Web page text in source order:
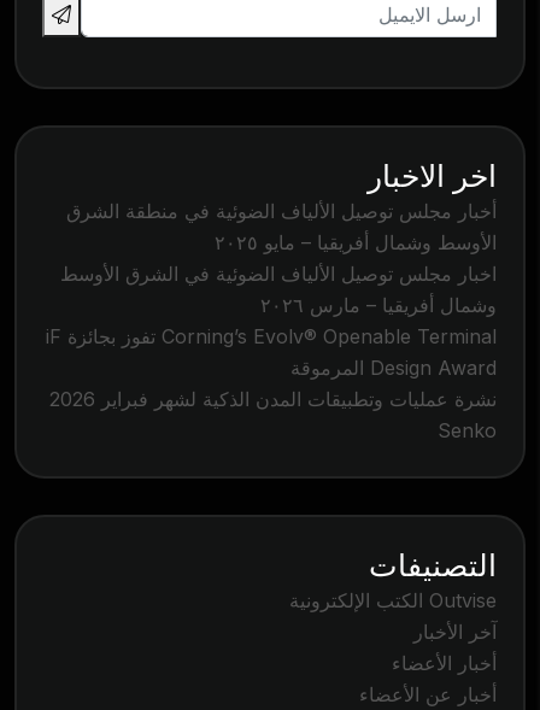
اخر الاخبار
أخبار مجلس توصيل الألياف الضوئية في منطقة الشرق
الأوسط وشمال أفريقيا – مايو ٢٠٢٥
اخبار مجلس توصيل الألياف الضوئية في الشرق الأوسط
وشمال أفريقيا – مارس ٢٠٢٦
Corning’s Evolv® Openable Terminal تفوز بجائزة iF
Design Award المرموقة
نشرة عمليات وتطبيقات المدن الذكية لشهر فبراير 2026
Senko
التصنيفات
Outvise الكتب الإلكترونية
آخر الأخبار
أخبار الأعضاء
أخبار عن الأعضاء